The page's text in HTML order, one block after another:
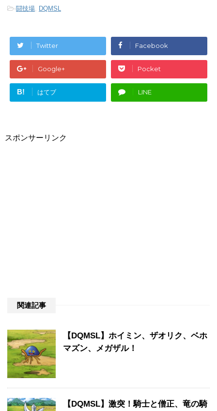
-闘技場 DQMSL
Twitter Facebook
Google+ Pocket
B! はてブ LINE
スポンサーリンク
関連記事
【DQMSL】ホイミン、ザオリク、ベホ
マズン、メガザル！
【DQMSL】激突！騎士と僧正、竜の騎